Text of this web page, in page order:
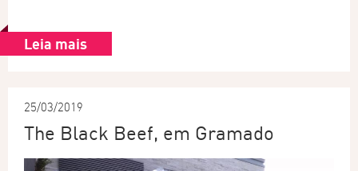
Leia mais
25/03/2019
The Black Beef, em Gramado